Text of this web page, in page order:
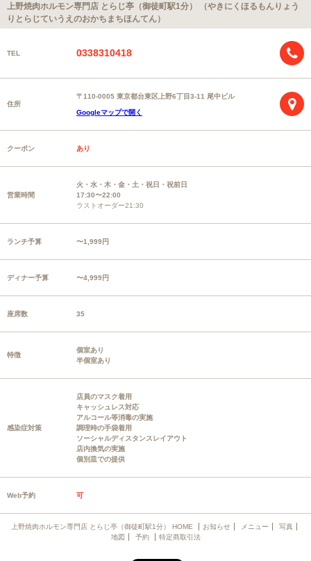
上野焼肉ホルモン専門店 とらじ亭（御徒町駅1分） （やきにくほるもんりょう
りとらじていうえのおかちまちほんてん）
TEL 0338310418
住所
〒110-0005 東京都台東区上野6丁目3-11 尾中ビル
Googleマップで開く
クーポン あり
営業時間
火・水・木・金・土・祝日・祝前日
17:30〜22:00
ラストオーダー21:30
ランチ予算 〜1,999円
ディナー予算 〜4,999円
座席数 35
特徴
個室あり
半個室あり
感染症対策
店員のマスク着用
キャッシュレス対応
アルコール等消毒の実施
調理時の手袋着用
ソーシャルディスタンスレイアウト
店内換気の実施
個別皿での提供
Web予約 可
上野焼肉ホルモン専門店 とらじ亭（御徒町駅1分） HOME お知らせ メニュー
写真
地図
予約 特定商取引法